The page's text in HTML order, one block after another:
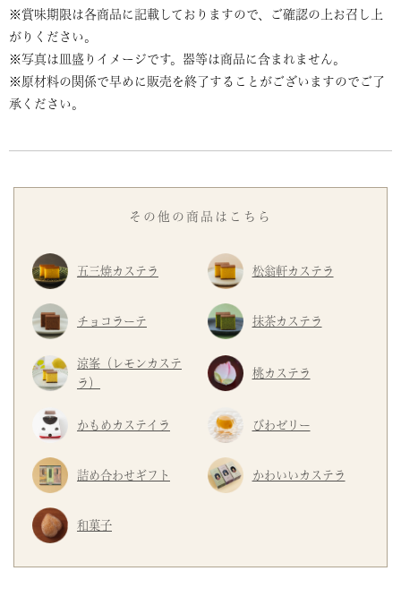
※賞味期限は各商品に記載しておりますので、ご確認の上お召し上
がりください。
※写真は皿盛りイメージです。器等は商品に含まれません。
※原材料の関係で早めに販売を終了することがございますのでご了
承ください。
その他の商品はこちら
五三焼カステラ 松翁軒カステラ
チョコラーテ 抹茶カステラ
涼峯（レモンカステ
ラ）
桃カステラ
かもめカステイラ びわゼリー
詰め合わせギフト かわいいカステラ
和菓子